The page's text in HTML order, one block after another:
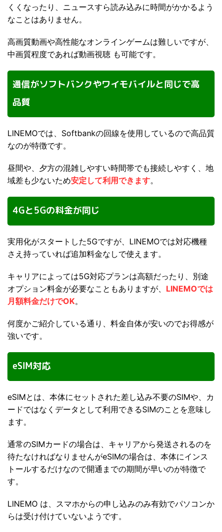
くくなったり、ニュースすら読み込みに時間がかかるよう
なことはありません。
高画質動画や高性能なオンラインゲームは難しいですが、
中画質程度であれば動画視聴 も可能です。
通信がソフトバンクやワイモバイルと同じで高
品質
LINEMOでは、Softbankの回線を使用しているので高品質
なのが特徴です。
昼間や、夕方の混雑しやすい時間帯でも接続しやすく、地
域差も少ないため安定して利用できます。
4Gと5Gの料金が同じ
実用化がスタートした5Gですが、LINEMOでは対応機種
さえ持っていれば追加料金なしで使えます。
キャリアによっては5G対応プランは高額だったり、別途
オプション料金が必要なこともありますが、 LINEMOでは
月額料金だけでOK。
何度かご紹介している通り、料金自体が安いのでお得感が
強いです。
eSIM対応
eSIMとは、本体にセットされた差し込み不要のSIMや、カ
ードではなくデータとして利用できるSIMのことを意味し
ます。
通常のSIMカードの場合は、キャリアから発送されるのを
待たなければなりませんがeSIMの場合は、本体にインス
トールするだけなので開通までの期間が早いのが特徴で
す。
LINEMO は、スマホからの申し込みのみ有効でパソコンか
らは受け付けていないようです。